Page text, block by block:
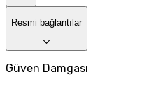
Resmi bağlantılar
Güven Damgası